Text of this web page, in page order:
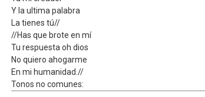
Y la ultima palabra
La tienes tú//
//Has que brote en mí
Tu respuesta oh dios
No quiero ahogarme
En mi humanidad.//
Tonos no comunes: